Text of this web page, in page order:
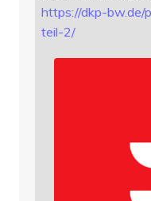
https://dkp-bw.de/
teil-2/